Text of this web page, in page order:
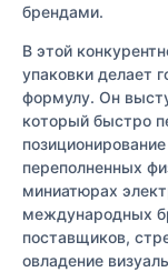
брендами.
В этой
упаковки делает
формулу. Он
который быстро
переполненных
миниатюрах
международных
поставщиков,
овладение